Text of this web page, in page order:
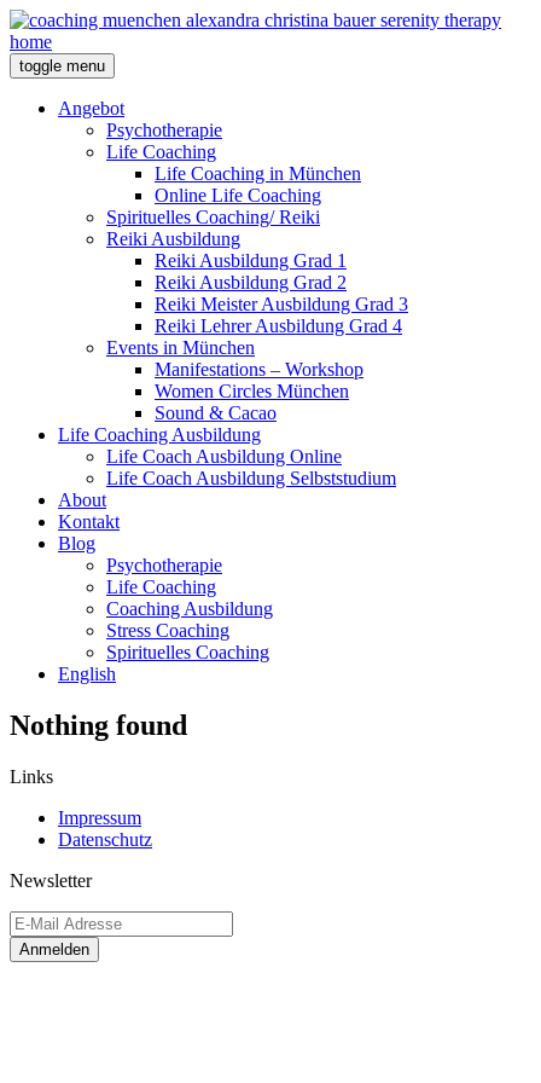
toggle menu
Angebot
Psychotherapie
Life Coaching
Life Coaching in München
Online Life Coaching
Spirituelles Coaching/ Reiki
Reiki Ausbildung
Reiki Ausbildung Grad 1
Reiki Ausbildung Grad 2
Reiki Meister Ausbildung Grad 3
Reiki Lehrer Ausbildung Grad 4
Events in München
Manifestations – Workshop
Women Circles München
Sound & Cacao
Life Coaching Ausbildung
Life Coach Ausbildung Online
Life Coach Ausbildung Selbststudium
About
Kontakt
Blog
Psychotherapie
Life Coaching
Coaching Ausbildung
Stress Coaching
Spirituelles Coaching
English
Nothing found
Links
Impressum
Datenschutz
Newsletter